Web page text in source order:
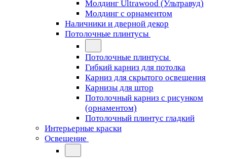
Молдинг Ultrawood (Ультравуд)
Молдинг с орнаментом
Наличники и дверной декор
Потолочные плинтусы
Потолочные плинтусы
Гибкий карниз для потолка
Карниз для скрытого освещения
Карнизы для штор
Потолочный карниз с рисунком
(орнаментом)
Потолочный плинтус гладкий
Интерьерные краски
Освещение